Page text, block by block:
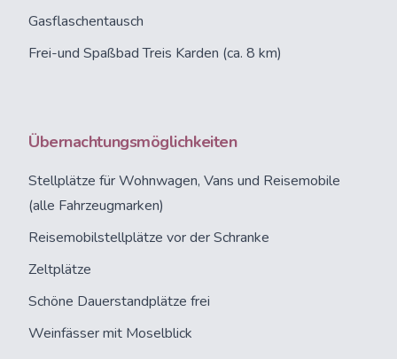
Gasflaschentausch
Frei-und SpaßbadTreis Karden (ca. 8 km)
Übernachtungsmöglichkeiten
Stellplätze für Wohnwagen, Vans und Reisemobile
(alle Fahrzeugmarken)
Reisemobilstellplätze vor der Schranke
Zeltplätze
Schöne Dauerstandplätze frei
Weinfässer mit Moselblick